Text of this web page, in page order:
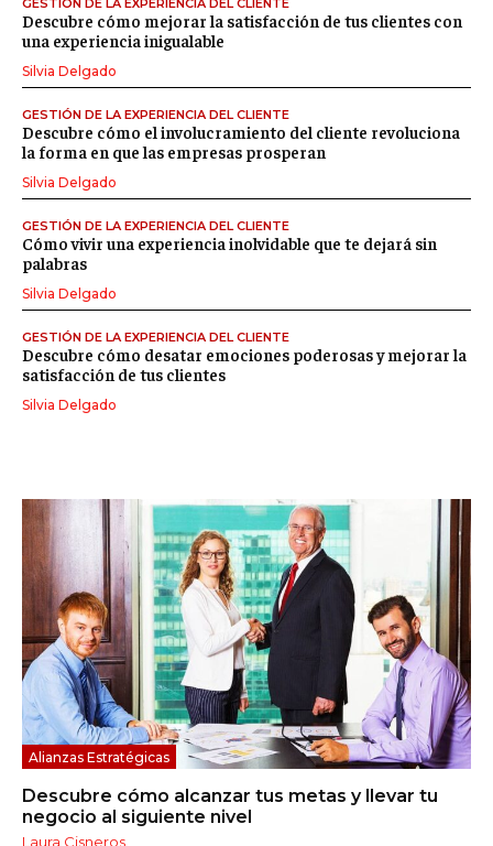
Alianzas Estratégicas
Descubre cómo alcanzar tus metas y llevar tu
negocio al siguiente nivel
Laura Cisneros
Descubre cómo mejorar la satisfacción de tus clientes con
una experiencia inigualable
Silvia Delgado
GESTIÓN DE LA EXPERIENCIA DEL CLIENTE
Descubre cómo el involucramiento del cliente revoluciona
la forma en que las empresas prosperan
Silvia Delgado
GESTIÓN DE LA EXPERIENCIA DEL CLIENTE
Cómo vivir una experiencia inolvidable que te dejará sin
palabras
Silvia Delgado
GESTIÓN DE LA EXPERIENCIA DEL CLIENTE
Descubre cómo desatar emociones poderosas y mejorar la
satisfacción de tus clientes
Silvia Delgado